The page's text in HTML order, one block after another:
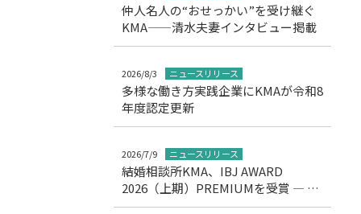
仲人名人の“おせっかい”を受け継ぐ
KMA——清水夫妻インタビュー掲載
2026/8/3 ニュースリリース
多様な働き方実践企業にKMAが令和8
年度認定更新
2026/7/9 ニュースリリース
結婚相談所KMA、IBJ AWARD
2026（上期）PREMIUMを受賞 ― 11
期連続の高評価を達成